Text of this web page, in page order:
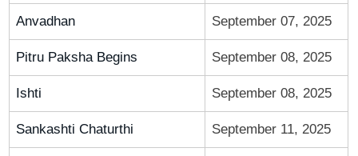
Anvadhan September 07, 2025
Pitru Paksha Begins September 08, 2025
Ishti September 08, 2025
Sankashti Chaturthi September 11, 2025